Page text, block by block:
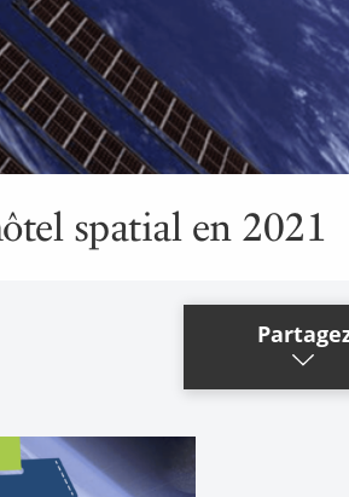
spatial en 2021